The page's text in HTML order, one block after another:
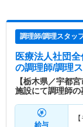
調理師/調理スタッ
医療法人社団
の調理師/調理
【栃木県／宇都
施設にて調理師の
給与